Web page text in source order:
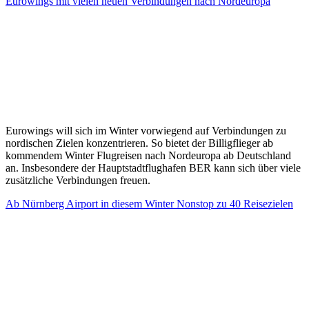
Eurowings will sich im Winter vorwiegend auf Verbindungen zu
nordischen Zielen konzentrieren. So bietet der Billigflieger ab
kommendem Winter Flugreisen nach Nordeuropa ab Deutschland
an. Insbesondere der Hauptstadtflughafen BER kann sich über viele
zusätzliche Verbindungen freuen.
Ab Nürnberg Airport in diesem Winter Nonstop zu 40 Reisezielen